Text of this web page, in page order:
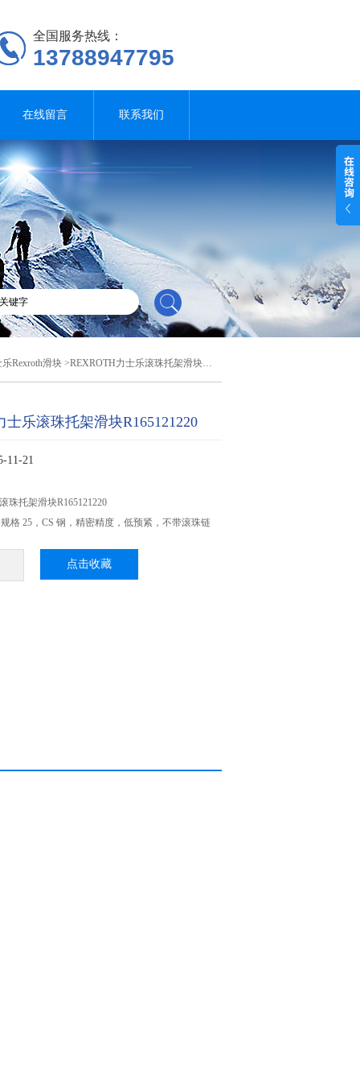
全国服务热线：
13788947795
在线留言 联系我们
乐Rexroth滑块 >REXROTH力士乐滚珠托架滑块R165121220
士乐滚珠托架滑块R165121220
11-21
珠托架滑块R165121220
格 25，CS 钢，精密精度，低预紧，不带滚珠链
点击收藏